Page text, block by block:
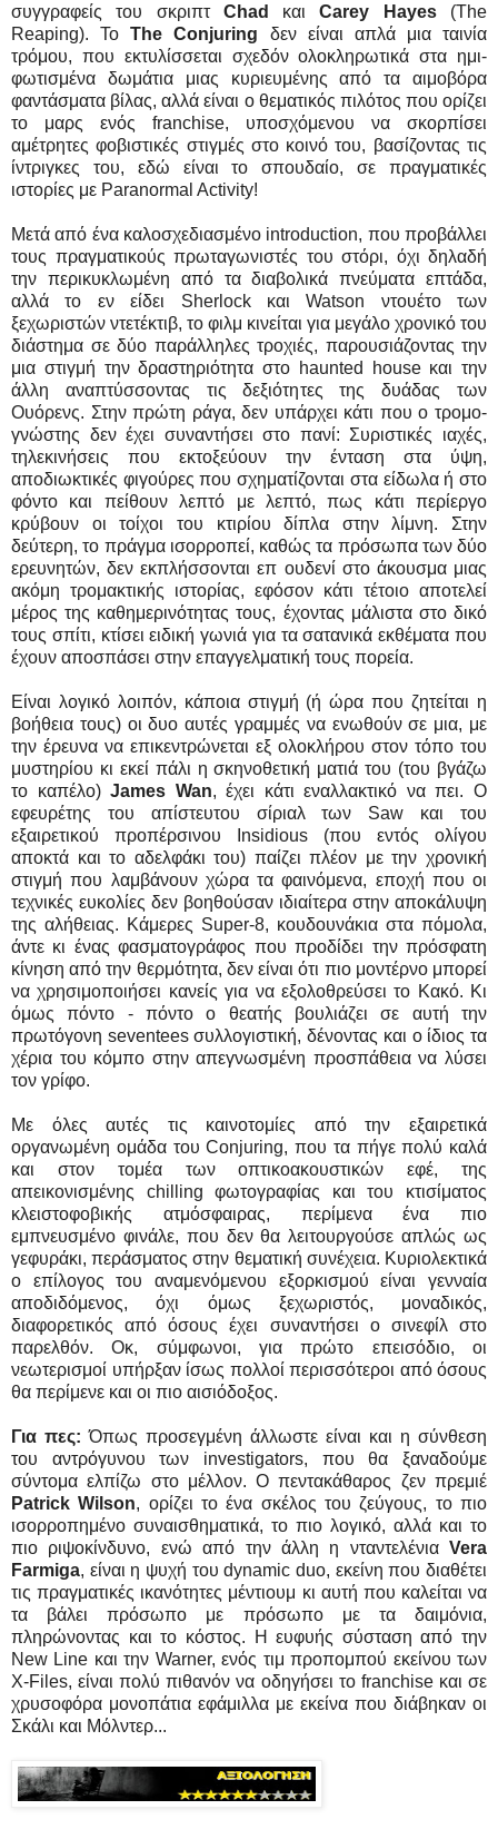
συγγραφείς του σκριπτ Chad καιCarey Hayes(The
Reaping). ΤοThe Conjuring δεν είναι απλά μια ταινία
τρόμου, που εκτυλίσσεται σχεδόν ολοκληρωτικά στα ημι-
φωτισμένα δωμάτια μιας κυριευμένης από τα αιμοβόρα
φαντάσματα βίλας, αλλά είναι ο θεματικός πιλότος που ορίζει
το μαρς ενός franchise, υποσχόμενου να σκορπίσει
αμέτρητες φοβιστικές στιγμές στο κοινό του, βασίζοντας τις
ίντριγκες του, εδώ είναι το σπουδαίο, σε πραγματικές
ιστορίες με Paranormal Activity!
Μετά από ένα καλοσχεδιασμένο introduction, που προβάλλει
τους πραγματικούς πρωταγωνιστές του στόρι, όχι δηλαδή
την περικυκλωμένη από τα διαβολικά πνεύματα επτάδα,
αλλά το εν είδει Sherlock και Watson ντουέτο των
ξεχωριστών ντετέκτιβ, το φιλμ κινείται για μεγάλο χρονικό του
διάστημα σε δύο παράλληλες τροχιές, παρουσιάζοντας την
μια στιγμή την δραστηριότητα στο haunted house και την
άλλη αναπτύσσοντας τις δεξιότητες της δυάδας των
Ουόρενς. Στην πρώτη ράγα, δεν υπάρχει κάτι που ο τρομο-
γνώστης δεν έχει συναντήσει στο πανί: Συριστικές ιαχές,
τηλεκινήσεις που εκτοξεύουν την ένταση στα ύψη,
αποδιωκτικές φιγούρες που σχηματίζονται στα είδωλα ή στο
φόντο και πείθουν λεπτό με λεπτό, πως κάτι περίεργο
κρύβουν οι τοίχοι του κτιρίου δίπλα στην λίμνη. Στην
δεύτερη, το πράγμα ισορροπεί, καθώς τα πρόσωπα των δύο
ερευνητών, δεν εκπλήσσονται επ ουδενί στο άκουσμα μιας
ακόμη τρομακτικής ιστορίας, εφόσον κάτι τέτοιο αποτελεί
μέρος της καθημερινότητας τους, έχοντας μάλιστα στο δικό
τους σπίτι, κτίσει ειδική γωνιά για τα σατανικά εκθέματα που
έχουν αποσπάσει στην επαγγελματική τους πορεία.
Είναι λογικό λοιπόν, κάποια στιγμή (ή ώρα που ζητείται η
βοήθεια τους) οι δυο αυτές γραμμές να ενωθούν σε μια, με
την έρευνα να επικεντρώνεται εξ ολοκλήρου στον τόπο του
μυστηρίου κι εκεί πάλι η σκηνοθετική ματιά του (του βγάζω
το καπέλο)James Wan, έχει κάτι εναλλακτικό να πει. Ο
εφευρέτης του απίστευτου σίριαλ των Saw και του
εξαιρετικού προπέρσινου Insidious (που εντός ολίγου
αποκτά και το αδελφάκι του) παίζει πλέον με την χρονική
στιγμή που λαμβάνουν χώρα τα φαινόμενα, εποχή που οι
τεχνικές ευκολίες δεν βοηθούσαν ιδιαίτερα στην αποκάλυψη
της αλήθειας. Κάμερες Super-8, κουδουνάκια στα πόμολα,
άντε κι ένας φασματογράφος που προδίδει την πρόσφατη
κίνηση από την θερμότητα, δεν είναι ότι πιο μοντέρνο μπορεί
να χρησιμοποιήσει κανείς για να εξολοθρεύσει το Κακό. Κι
όμως πόντο - πόντο ο θεατής βουλιάζει σε αυτή την
πρωτόγονη seventees συλλογιστική, δένοντας και ο ίδιος τα
χέρια του κόμπο στην απεγνωσμένη προσπάθεια να λύσει
τον γρίφο.
Με όλες αυτές τις καινοτομίες από την εξαιρετικά
οργανωμένη ομάδα του Conjuring, που τα πήγε πολύ καλά
και στον τομέα των οπτικοακουστικών εφέ, της
απεικονισμένης chilling φωτογραφίας και του κτισίματος
κλειστοφοβικής ατμόσφαιρας, περίμενα ένα πιο
εμπνευσμένο φινάλε, που δεν θα λειτουργούσε απλώς ως
γεφυράκι, περάσματος στην θεματική συνέχεια. Κυριολεκτικά
ο επίλογος του αναμενόμενου εξορκισμού είναι γενναία
αποδιδόμενος, όχι όμως ξεχωριστός, μοναδικός,
διαφορετικός από όσους έχει συναντήσει ο σινεφίλ στο
παρελθόν. Οκ, σύμφωνοι, για πρώτο επεισόδιο, οι
νεωτερισμοί υπήρξαν ίσως πολλοί περισσότεροι από όσους
θα περίμενε και οι πιο αισιόδοξος.
Για πες:Όπως προσεγμένη άλλωστε είναι και η σύνθεση
του αντρόγυνου των investigators, που θα ξαναδούμε
σύντομα ελπίζω στο μέλλον. Ο πεντακάθαρος ζεν πρεμιέ
Patrick Wilson, ορίζει το ένα σκέλος του ζεύγους, το πιο
ισορροπημένο συναισθηματικά, το πιο λογικό, αλλά και το
πιο ριψοκίνδυνο, ενώ από την άλλη η νταντελένια Vera
Farmiga, είναι η ψυχή του dynamic duo, εκείνη που διαθέτει
τις πραγματικές ικανότητες μέντιουμ κι αυτή που καλείται να
τα βάλει πρόσωπο με πρόσωπο με τα δαιμόνια,
πληρώνοντας και το κόστος. Η ευφυής σύσταση από την
New Line και την Warner, ενός τιμ προπομπού εκείνου των
X-Files, είναι πολύ πιθανόν να οδηγήσει το franchise και σε
χρυσοφόρα μονοπάτια εφάμιλλα με εκείνα που διάβηκαν οι
Σκάλι και Μόλντερ...